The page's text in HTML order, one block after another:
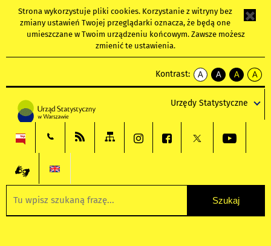
Strona wykorzystuje pliki cookies. Korzystanie z witryny bez
zmiany ustawień Twojej przeglądarki oznacza, że będą one
umieszczane w Twoim urządzeniu końcowym. Zawsze możesz
zmienić te ustawienia.
Kontrast:
A
kontrast
A
kontrast
tekst
czarnym
A
kontrast
tekst
czarnym
A
tekst
żółtym
Urzędy Statystyczne